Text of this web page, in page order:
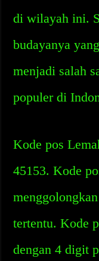
di wilayah ini.
budayanya
menjadi salah
populer di
Kode pos
45153. Kode
tertentu. Kode
dengan 4 digit